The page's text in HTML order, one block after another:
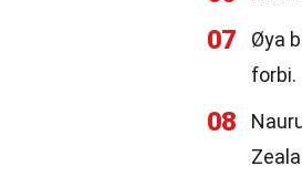
07
Øya
forbi.
08